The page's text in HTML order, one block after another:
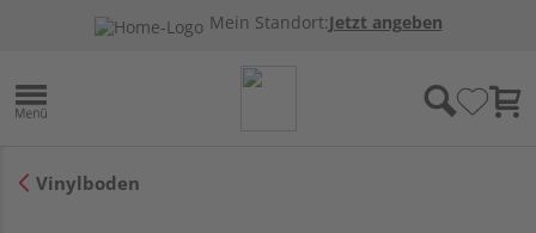
Mein Standort:Jetzt angeben
Vinylboden